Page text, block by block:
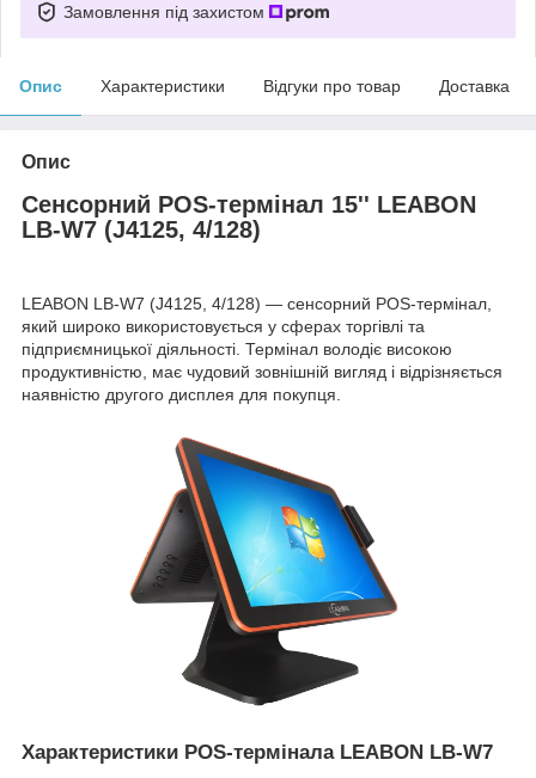
Замовлення під захистом
Опис Характеристики Відгуки про товар Доставка
Опис
Сенсорний POS-термінал 15'' LEABON
LB-W7 (J4125, 4/128)
LEABON LB-W7 (J4125, 4/128) — сенсорний POS-термінал,
який широко використовується у сферах торгівлі та
підприємницької діяльності. Термінал володіє високою
продуктивністю, має чудовий зовнішній вигляд і відрізняється
наявністю другого дисплея для покупця.
Характеристики POS-термінала LEABON LB-W7